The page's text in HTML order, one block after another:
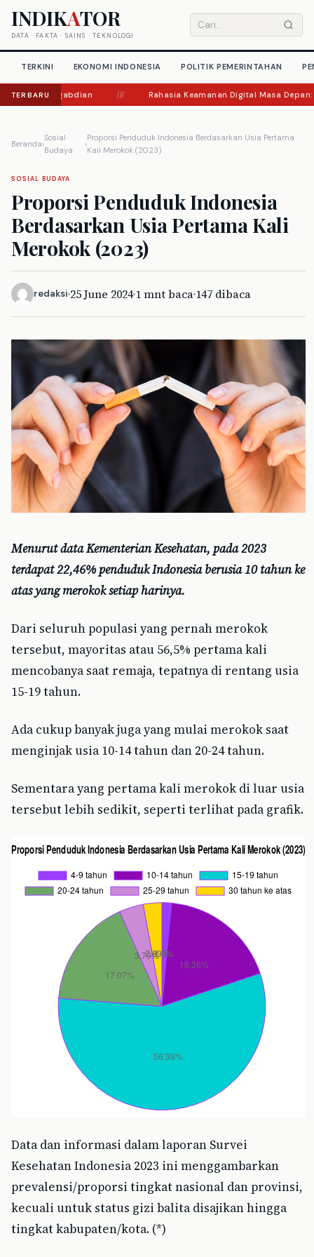
Langsung
ke
konten
INDIKATOR
DATA · FAKTA · SAINS · TEKNOLOGI
Cari
artikel
TERKINI EKONOMI INDONESIA POLITIK PEMERINTAHAN
TERBARU
Pengabdian /// Rahasia Keamanan Digital Masa Depan:
Beranda›
Sosial
Budaya
›
Proporsi Penduduk Indonesia Berdasarkan Usia Pertama
Kali Merokok (2023)
SOSIAL BUDAYA
Proporsi Penduduk Indonesia
Berdasarkan Usia Pertama Kali
Merokok (2023)
redaksi 25 June 20241 mnt baca147 dibaca
Menurut data Kementerian Kesehatan, pada 2023
terdapat 22,46% penduduk Indonesia berusia 10 tahun ke
atas yang merokok setiap harinya.
Dari seluruh populasi yang pernah merokok
tersebut, mayoritas atau 56,5% pertama kali
mencobanya saat remaja, tepatnya di rentang usia
15-19 tahun.
Ada cukup banyak juga yang mulai merokok saat
menginjak usia 10-14 tahun dan 20-24 tahun.
Sementara yang pertama kali merokok di luar usia
tersebut lebih sedikit, seperti terlihat pada grafik.
Data dan informasi dalam laporan Survei
Kesehatan Indonesia 2023 ini menggambarkan
prevalensi/proporsi tingkat nasional dan provinsi,
kecuali untuk status gizi balita disajikan hingga
tingkat kabupaten/kota. (*)